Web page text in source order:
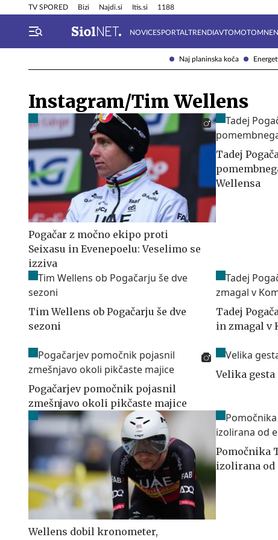
Naj planinska koča
TV SPORED Bizi Najdi.si Itis.si 1188
NOVICESPORTAL TRENDIAVTOMOTO
Info in obvestila Tehnik
Instagram/Tim Wellens
Pogačar z močno ekipo proti
Seixasu in Evenepoelu: Veselimo se
izziva
Tadej
Wellensa
Tim Wellens ob Pogačarju še dve
sezoni
Tadej
in zmagal v
Pogačarjev pomočnik pojasnil
zmešnjavo okoli pikčaste majice
Velika gesta
Wellens dobil kronometer,
Pomočnika
izolirana od